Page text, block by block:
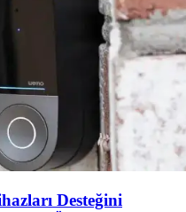
Desteğini